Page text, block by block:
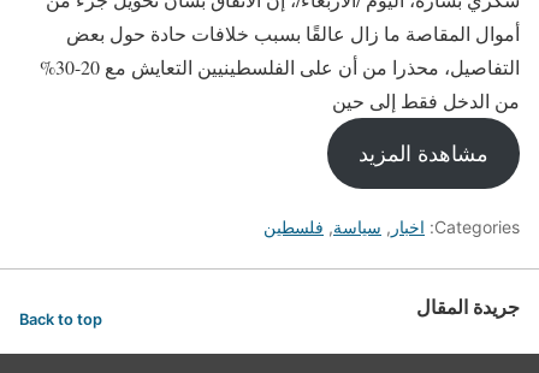
أموال المقاصة ما زال عالقًا بسبب خلافات حادة حول بعض
التفاصيل، محذرا من أن على الفلسطينيين التعايش مع 20-30%
من الدخل فقط إلى حين
مشاهدة المزيد
Categories: اخبار , سياسة, فلسطين
جريدة المقال Back to top